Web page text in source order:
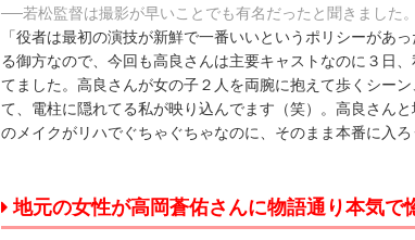
──若松監督は撮影が早いことでも有名だったと聞きました。
「役者は最初の演技が新鮮で一番いいというポリシーがあ
る御方なので、今回も高良さんは主要キャストなのに３日
てました。高良さんが女の子２人を両腕に抱えて歩くシー
て、電柱に隠れてる私が映り込んでます（笑）。高良さん
のメイクがリハでぐちゃぐちゃなのに、そのまま本番に入ろ
地元の女性が高岡蒼佑さんに物語通り本気で